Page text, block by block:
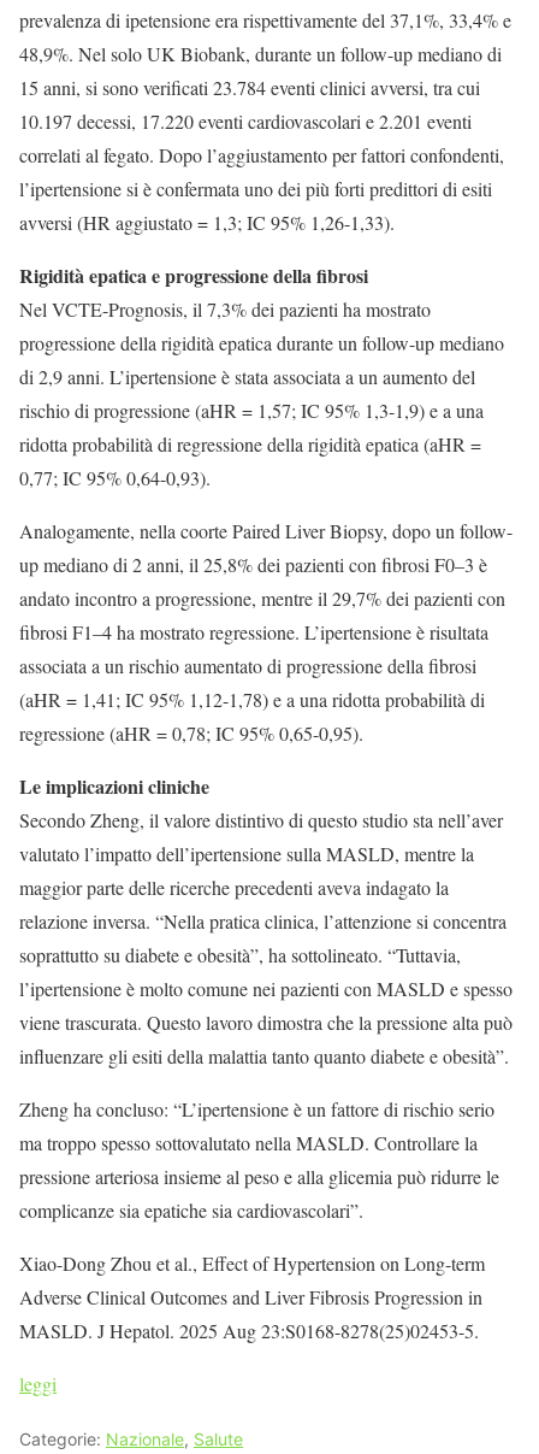
prevalenza di ipetensione era rispettivamente del 37,1%, 33,4% e
48,9%. Nel solo UK Biobank, durante un follow-up mediano di
15 anni, si sono verificati 23.784 eventi clinici avversi, tra cui
10.197 decessi, 17.220 eventi cardiovascolari e 2.201 eventi
correlati al fegato. Dopo l’aggiustamento per fattori confondenti,
l’ipertensione si è confermata uno dei più forti predittori di esiti
avversi (HR aggiustato = 1,3; IC 95% 1,26-1,33).
Rigidità epatica e progressione della fibrosi
Nel VCTE-Prognosis, il 7,3% dei pazienti ha mostrato
progressione della rigidità epatica durante un follow-up mediano
di 2,9 anni. L’ipertensione è stata associata a un aumento del
rischio di progressione (aHR = 1,57; IC 95% 1,3-1,9) e a una
ridotta probabilità di regressione della rigidità epatica (aHR =
0,77; IC 95% 0,64-0,93).
Analogamente, nella coorte Paired Liver Biopsy, dopo un follow-
up mediano di 2 anni, il 25,8% dei pazienti con fibrosi F0–3 è
andato incontro a progressione, mentre il 29,7% dei pazienti con
fibrosi F1–4 ha mostrato regressione. L’ipertensione è risultata
associata a un rischio aumentato di progressione della fibrosi
(aHR = 1,41; IC 95% 1,12-1,78) e a una ridotta probabilità di
regressione (aHR = 0,78; IC 95% 0,65-0,95).
Le implicazioni cliniche
Secondo Zheng, il valore distintivo di questo studio sta nell’aver
valutato l’impatto dell’ipertensione sulla MASLD, mentre la
maggior parte delle ricerche precedenti aveva indagato la
relazione inversa. “Nella pratica clinica, l’attenzione si concentra
soprattutto su diabete e obesità”, ha sottolineato. “Tuttavia,
l’ipertensione è molto comune nei pazienti con MASLD e spesso
viene trascurata. Questo lavoro dimostra che la pressione alta può
influenzare gli esiti della malattia tanto quanto diabete e obesità”.
Zheng ha concluso: “L’ipertensione è un fattore di rischio serio
ma troppo spesso sottovalutato nella MASLD. Controllare la
pressione arteriosa insieme al peso e alla glicemia può ridurre le
complicanze sia epatiche sia cardiovascolari”.
Xiao-Dong Zhou et al., Effect of Hypertension on Long-term
Adverse Clinical Outcomes and Liver Fibrosis Progression in
MASLD. J Hepatol. 2025 Aug 23:S0168-8278(25)02453-5.
leggi
Categorie: Nazionale, Salute